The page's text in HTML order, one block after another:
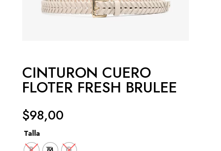
CINTURON CUERO
FLOTER FRESH BRULEE
$98,00
Talla